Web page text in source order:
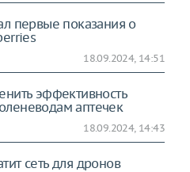
первые показания о
18.09.2024, 14:51
эффективность
аптечек
18.09.2024, 14:43
сеть для дронов